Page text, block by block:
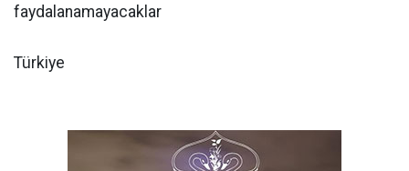
faydalanamayacaklar
Türkiye